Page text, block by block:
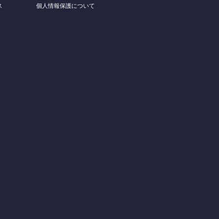
個人情報保護について